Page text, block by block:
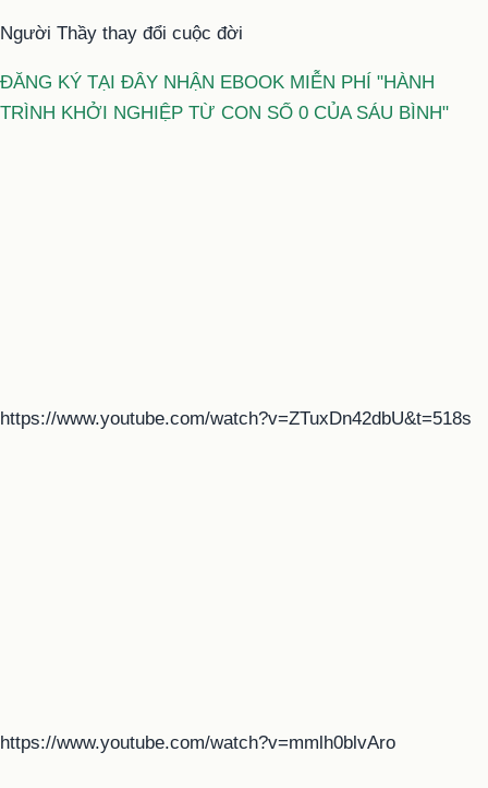
Người Thầy thay đổi cuộc đời
ĐĂNG KÝ TẠI ĐÂY NHẬN EBOOK MIỄN PHÍ "HÀNH
TRÌNH KHỞI NGHIỆP TỪ CON SỐ 0 CỦA SÁU BÌNH"
https://www.youtube.com/watch?v=ZTuxDn42dbU&t=518s
https://www.youtube.com/watch?v=mmlh0blvAro